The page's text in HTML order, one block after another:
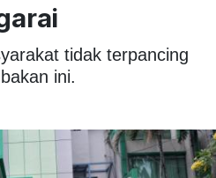
tidak terpancing
ini.